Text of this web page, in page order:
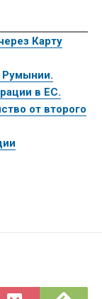
Карту
Румынии.
в ЕС.
от второго